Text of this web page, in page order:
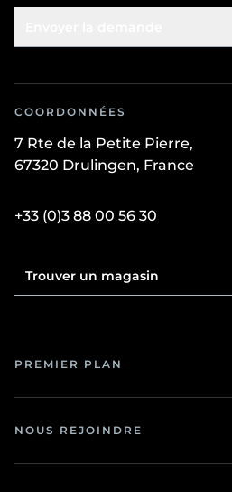
Bureau
Chambre
Bibliothèque
Dressing
COORDONNÉES
7 Rte de la Petite Pierre,
67320 Drulingen, France
+33 (0)3 88 00 56 30
Trouver un magasin
PREMIER PLAN
NOUS REJOINDRE